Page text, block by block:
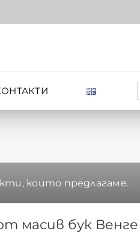
които предлагаме.
масив бук Венге